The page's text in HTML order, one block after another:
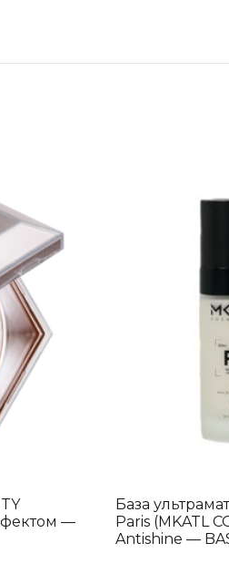
—
База
Paris (MKATL
Antishine —